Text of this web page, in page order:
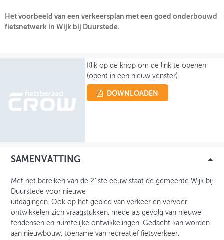
OVER FIETSBERAAD
Het voorbeeld van een verkeersplan met een goed onderbouwd
fietsnetwerk in Wijk bij Duurstede.
Klik op de knop om de link te openen
(opent in een nieuw venster)
DOWNLOADEN
SAMENVATTING
Met het bereiken van de 21ste eeuw staat de gemeente Wijk bij
Duurstede voor nieuwe
uitdagingen. Ook op het gebied van verkeer en vervoer
ontwikkelen zich vraagstukken, mede als gevolg van nieuwe
tendensen en ruimtelijke ontwikkelingen. Gedacht kan worden
aan nieuwbouw, toename van recreatief fietsverkeer,